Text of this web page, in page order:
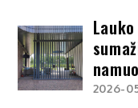
2026-